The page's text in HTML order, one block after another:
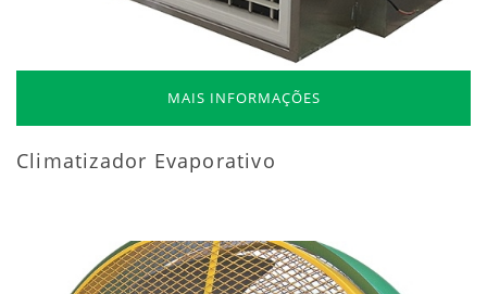
MAIS INFORMAÇÕES
Climatizador Evaporativo